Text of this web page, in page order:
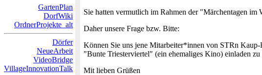
GartenPlan
DorfWiki
OrdnerProjekte_alt
Dörfer
NeueArbeit
VideoBridge
VillageInnovationTalk
Sie hatten vermutlich im Rahmen der "Märchentagen
Daher unsere Frage bzw. Bitte:
Können Sie uns jene Mitarbeiter*innen von STRn
"Bunte Triesterviertel" (ein ehemaliges Kino) einladen zu
Mit lieben Grüßen